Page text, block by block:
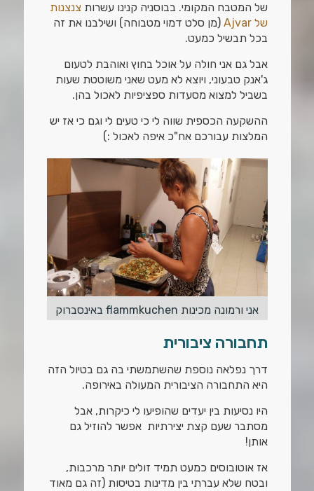
של המטבח המקומי. בבוסניה קנינו עשרות צנצנות
של Ajvar
(מן סלט דמוי מטבוחה) ושילבנו את זה
בכל תבשיל כמעט.
אבל גם אני חולה על אוכל בחוץ ואוהבת לטעום
ג'אנק טבעוני, ויוצא לא מעט שאני משוטטת שעות
בשביל למצוא מסעדות ספציפיות לאכול בהן.
ההשקעה הכספית שווה לי כי טעים לי וגם כי אז יש
המלצות עבורכם אח"כ איפה לאכול :)
אני ורמונה מכינות flammkuchen באינסברוק
תחבורה ציבורית
דרך נפלאה נוספת שהשתמשתי בה גם בטיול הזה
היא התחבורה הציבורית המעולה באירופה.
היו נסיעות בין יעדים שהופיעו לי כיקרות, אבל
מסתבר שעם קצת יצירתיות אפשר להוזיל גם
אותן!
אז אוטובוסים כמעט תמיד זולים יותר מרכבות,
ובטח שלא עברתי בין מדינות בטיסות (זה גם מאוד